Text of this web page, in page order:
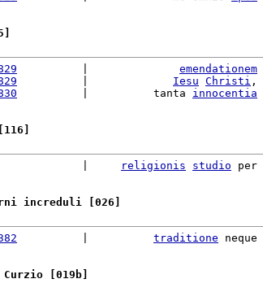
emendationem
Iesu Christi ,
          |          tanta
innocentia
religionis studio per
increduli [026]
traditione neque
[019b]